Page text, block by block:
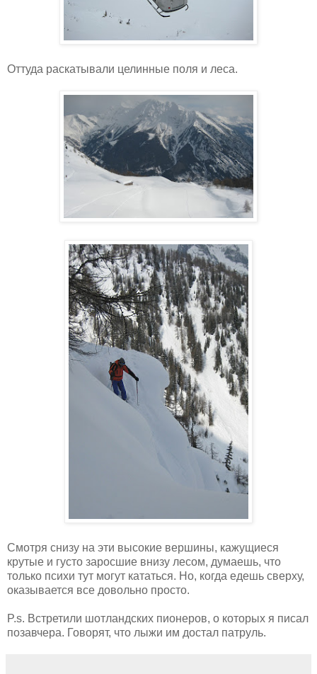
Оттуда раскатывали целинные поля и леса.
Смотря снизу на эти высокие вершины, кажущиеся
крутые и густо заросшие внизу лесом, думаешь, что
только психи тут могут кататься. Но, когда едешь сверху,
оказывается все довольно просто.
P.s. Встретили шотландских пионеров, о которых я писал
позавчера. Говорят, что лыжи им достал патруль.